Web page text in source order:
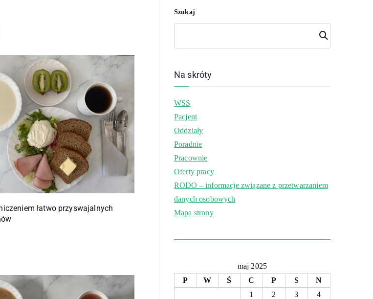
łatwo przyswajalnych
Szukaj
Szuk
aj
Na skróty
WSS
Pacjent
Oddziały
Poradnie
Pracownie
Oferty pracy
RODO – informacje związane z przetwarzaniem
danych osobowych
Mapa strony
maj 2025
P
W Ś C P S
N
1
2 3
4